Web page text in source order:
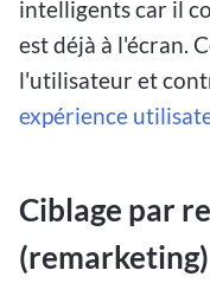
intelligents car il
est déjà à l'écran.
l'utilisateur et
expérience
Ciblage par
(remarketing)